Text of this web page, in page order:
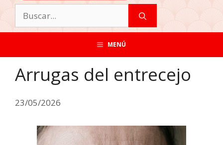
MENÚ
Arrugas del entrecejo
23/05/2026